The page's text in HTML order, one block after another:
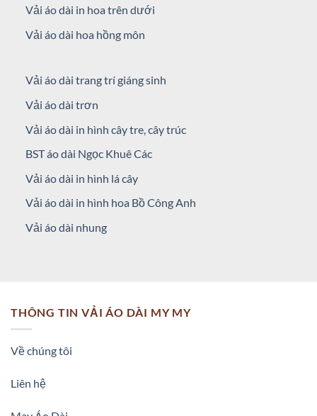
Vải áo dài in hoa trên dưới
Vải áo dài hoa hồng môn
Vải áo dài trang trí giáng sinh
Vải áo dài trơn
Vải áo dài in hình cây tre, cây trúc
BST áo dài Ngọc Khuê Các
Vải áo dài in hình lá cây
Vải áo dài in hình hoa Bồ Công Anh
Vải áo dài nhung
THÔNG TIN VẢI ÁO DÀI MY MY
Về chúng tôi
Liên hệ